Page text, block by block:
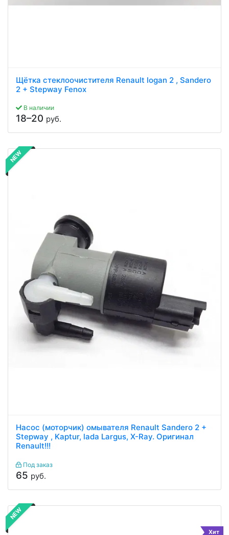
Щётка стеклоочистителя Renault logan 2 , Sandero
2 + Stepway Fenox
В наличии
18–20 руб.
NEW
Насос (моторчик) омывателя Renault Sandero 2 +
Stepway , Kaptur, lada Largus, X-Ray. Оригинал
Renault!!!
Под заказ
65 руб.
NEW
Хит